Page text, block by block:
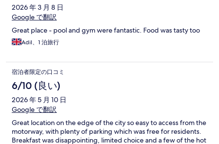
2026 年 3 月 8 日
Google で翻訳
Great place - pool and gym were fantastic. Food was tasty too
Adil、1 泊旅行
宿泊者限定の口コミ
6/10 (良い)
2026 年 5 月 10 日
Google で翻訳
Great location on the edge of the city so easy to access from the
motorway, with plenty of parking which was free for residents.
Breakfast was disappointing, limited choice and a few of the hot